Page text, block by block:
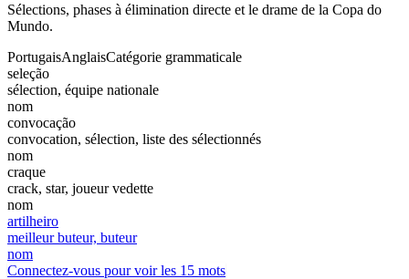
Sélections, phases à élimination directe et le drame de la Copa do
Mundo.
PortugaisAnglaisCatégorie grammaticale
seleção
sélection, équipe nationale
nom
convocação
convocation, sélection, liste des sélectionnés
nom
craque
crack, star, joueur vedette
nom
artilheiro
meilleur buteur, buteur
nom
Connectez-vous pour voir les 15 mots